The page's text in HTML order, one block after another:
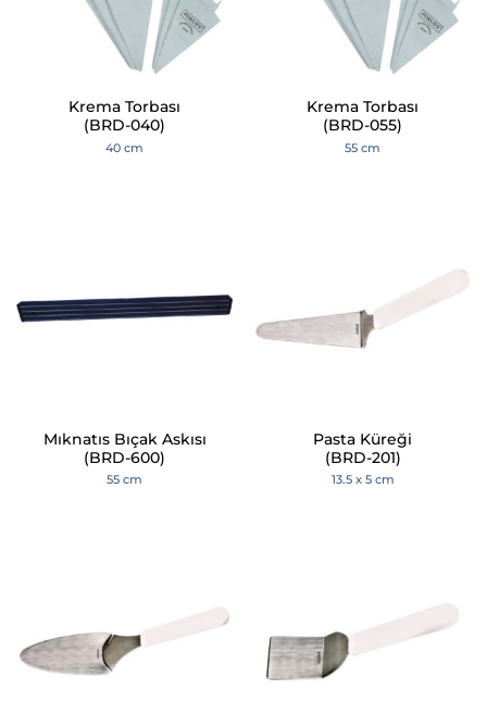
Krema Torbası
(BRD-040)
40 cm
Krema Torbası
(BRD-055)
55 cm
Mıknatıs Bıçak Askısı
(BRD-600)
55 cm
Pasta Küreği
(BRD-201)
13.5 x 5 cm